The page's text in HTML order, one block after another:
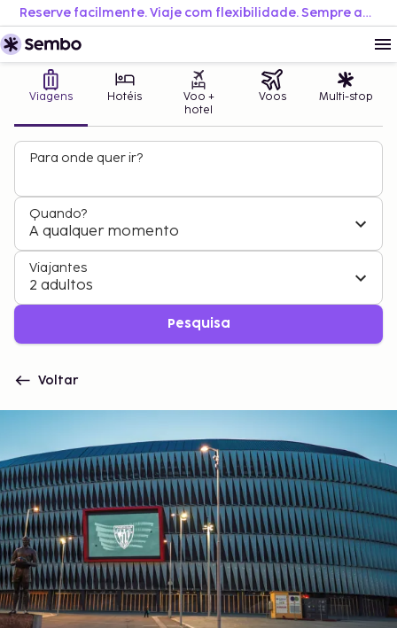
Reserve facilmente. Viaje com flexibilidade. Sempre ao melhor preço.
Viagens Hotéis
Voo +
hotel
Voos Multi-stop
Para onde quer ir?
Quando?
A qualquer momento
Viajantes
2 adultos
Pesquisa
Voltar